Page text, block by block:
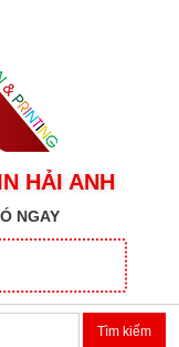
HẢI ANH
NGAY